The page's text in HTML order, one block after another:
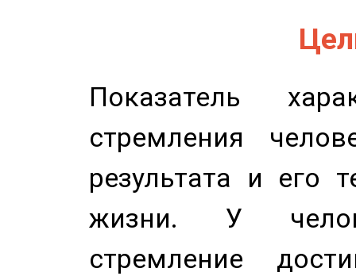
Показатель
стремления
результата и его
жизни. У
стремление